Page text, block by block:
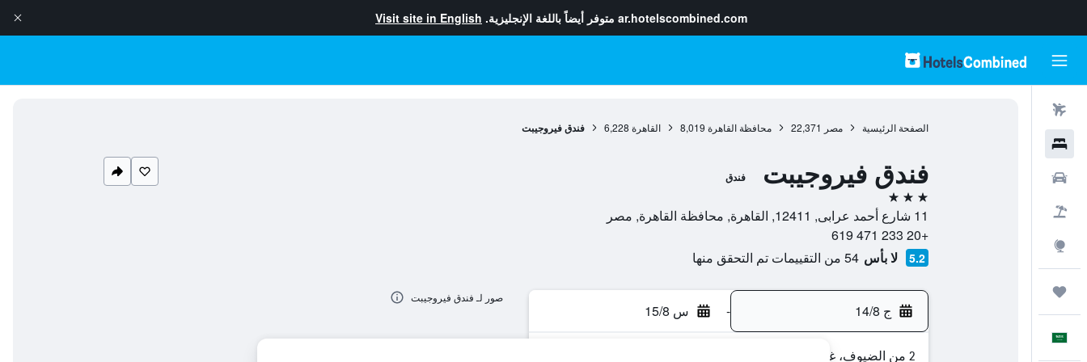
ar.hotelscombined.com متوفر أيضاً باللغة الإنجليزية. Visit site in English
الصفحة الرئيسية مصر 22,371 محافظة القاهرة 8,019 القاهرة 6,228 فندق فيروجيبت
فندق فيروجيبت فندق
3 نجوم
11 شارع أحمد عرابى, 12411, القاهرة, محافظة القاهرة, مصر
+20 233 471 619
5.2 لا بأس 54 من التقييمات تم التحقق منها
ج 14/8 - س 15/8
2 من الضيوف، غرفة واحدة
صور لـ فندق فيروجيبت